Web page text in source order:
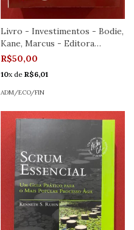
Livro - Investimentos - Bodie,
Kane, Marcus - Editora
McGraw-Hill - Seminovo
R$50,00
10x de R$6,01
ADM/ECO/FIN